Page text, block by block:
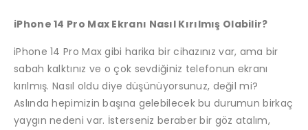
iPhone 14 Pro Max Ekranı Nasıl Kırılmış Olabilir?
iPhone 14 Pro Max gibi harika bir cihazınız var, ama bir
sabah kalktınız ve o çok sevdiğiniz telefonun ekranı
kırılmış. Nasıl oldu diye düşünüyorsunuz, değil mi?
Aslında hepimizin başına gelebilecek bu durumun birkaç
yaygın nedeni var. İsterseniz beraber bir göz atalım,